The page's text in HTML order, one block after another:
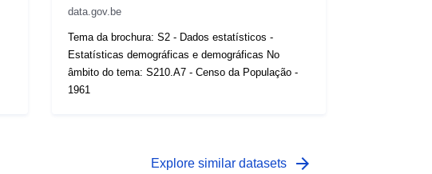
data.gov.be
Tema da brochura: S2 - Dados estatísticos -
Estatísticas demográficas e demográficas No
âmbito do tema: S210.A7 - Censo da População -
1961
Explore similar datasets arrow_forward